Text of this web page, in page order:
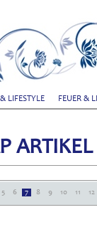
LIFESTYLE FEUER &
ARTIKEL
5 6 7 8 9 10 11 12